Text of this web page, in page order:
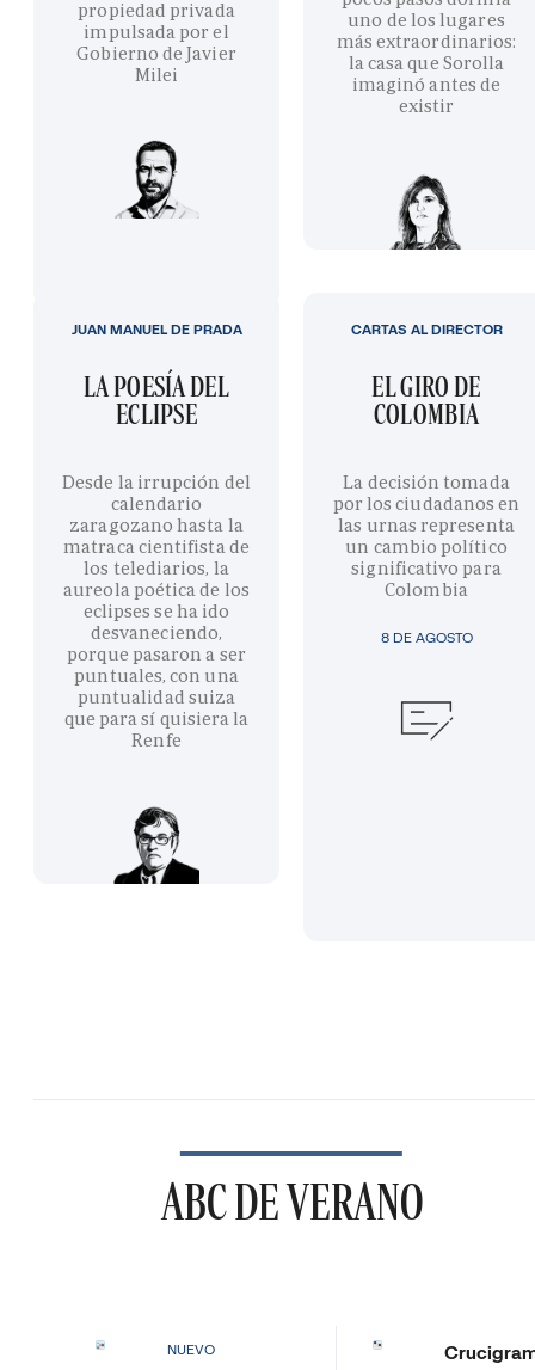
propiedad privada
impulsada por el
Gobierno de Javier
Milei
uno de los lugares
más extraordinarios:
la casa que Sorolla
imaginó antes de
existir
LA POESÍA DEL
ECLIPSE
Desde la irrupción del
calendario
zaragozano hasta la
matraca cientifista de
los telediarios, la
aureola poética de los
eclipses se ha ido
desvaneciendo,
porque pasaron a ser
puntuales, con una
puntualidad suiza
que para sí quisiera la
Renfe
JUAN MANUEL DE PRADA
8 DE AGOSTO
EL GIRO DE
COLOMBIA
La decisión tomada
por los ciudadanos en
las urnas representa
un cambio político
significativo para
Colombia
CARTAS AL DIRECTOR
ABC DE VERANO
NUEVO